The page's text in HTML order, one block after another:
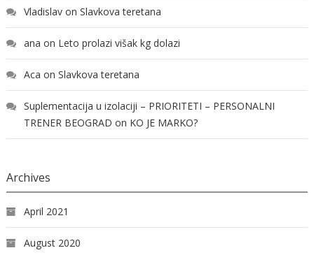
Vladislavon Slavkova teretana
ana on Leto prolazi višak kg dolazi
Aca on Slavkova teretana
Suplementacija u izolaciji – PRIORITETI – PERSONALNI
TRENER BEOGRAD on KO JE MARKO?
Archives
April 2021
August 2020